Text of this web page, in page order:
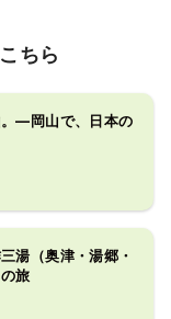
ちら
―岡山で、日本の
湯（奥津・湯郷・
旅